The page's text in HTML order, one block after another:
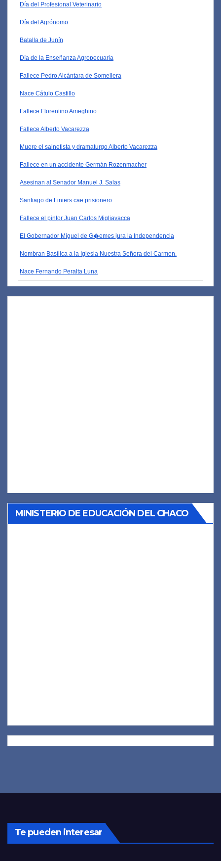
Día del Profesional Veterinario
Día del Agrónomo
Batalla de Junín
Día de la Enseñanza Agropecuaria
Fallece Pedro Alcántara de Somellera
Nace Cátulo Castillo
Fallece Florentino Ameghino
Fallece Alberto Vacarezza
Muere el sainetista y dramaturgo Alberto Vacarezza
Fallece en un accidente Germán Rozenmacher
Asesinan al Senador Manuel J. Salas
Santiago de Liniers cae prisionero
Fallece el pintor Juan Carlos Migliavacca
El Gobernador Miguel de G�emes jura la Independencia
Nombran Basílica a la Iglesia Nuestra Señora del Carmen.
Nace Fernando Peralta Luna
MINISTERIO DE EDUCACIÓN DEL CHACO
Te pueden interesar